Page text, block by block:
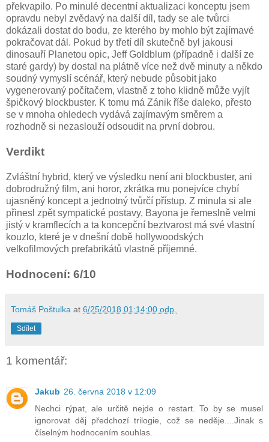
překvapilo. Po minulé decentní aktualizaci konceptu jsem
opravdu nebyl zvědavý na další díl, tady se ale tvůrci
dokázali dostat do bodu, ze kterého by mohlo být zajímavé
pokračovat dál. Pokud by třetí díl skutečně byl jakousi
dinosauří Planetou opic, Jeff Goldblum (případně i další ze
staré gardy) by dostal na plátně více než dvě minuty a někdo
soudný vymyslí scénář, který nebude působit jako
vygenerovaný počítačem, vlastně z toho klidně může vyjít
špičkový blockbuster. K tomu má Zánik říše daleko, přesto
se v mnoha ohledech vydává zajímavým směrem a
rozhodně si nezaslouží odsoudit na první dobrou.
Verdikt
Zvláštní hybrid, který ve výsledku není ani blockbuster, ani
dobrodružný film, ani horor, zkrátka mu ponejvíce chybí
ujasněný koncept a jednotný tvůrčí přístup. Z minula si ale
přinesl zpět sympatické postavy, Bayona je řemeslně velmi
jistý v kramflecích a ta koncepční beztvarost má své vlastní
kouzlo, které je v dnešní době hollywoodských
velkofilmových prefabrikátů vlastně příjemné.
Hodnocení: 6/10
Tomáš Poštulka at 6/25/2018 01:14:00 odp.
Sdílet
1 komentář:
Jakub 26. června 2018 v 12:09
Nechci rýpat, ale určitě nejde o restart. To by se musel
ignorovat děj předchozí trilogie, což se neděje....Jinak s
číselným hodnocením souhlas.